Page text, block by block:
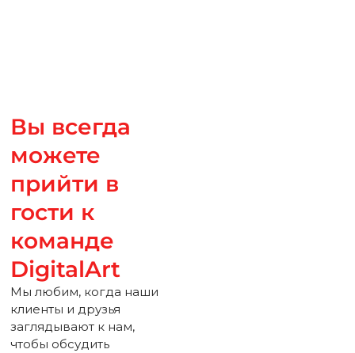
Вы всегда
можете
прийти в
гости к
команде
DigitalArt
Мы любим, когда наши
клиенты и друзья
заглядывают к нам,
чтобы обсудить